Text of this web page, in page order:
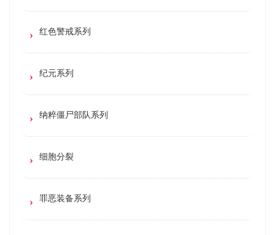
红色警戒系列
纪元系列
纳粹僵尸部队系列
细胞分裂
罪恶装备系列